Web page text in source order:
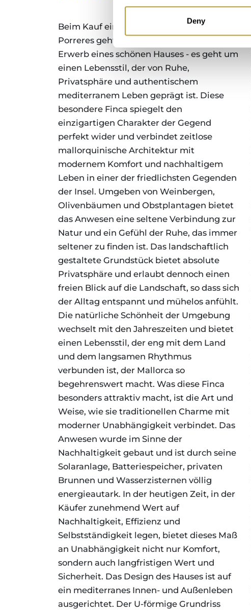
Deny
Beim Kauf einer Finca in der Nähe von
Porreres geht es um viel mehr als den
Erwerb eines schönen Hauses - es geht um
einen Lebensstil, der von Ruhe,
Privatsphäre und authentischem
mediterranem Leben geprägt ist. Diese
besondere Finca spiegelt den
einzigartigen Charakter der Gegend
perfekt wider und verbindet zeitlose
mallorquinische Architektur mit
modernem Komfort und nachhaltigem
Leben in einer der friedlichsten Gegenden
der Insel. Umgeben von Weinbergen,
Olivenbäumen und Obstplantagen bietet
das Anwesen eine seltene Verbindung zur
Natur und ein Gefühl der Ruhe, das immer
seltener zu finden ist. Das landschaftlich
gestaltete Grundstück bietet absolute
Privatsphäre und erlaubt dennoch einen
freien Blick auf die Landschaft, so dass sich
der Alltag entspannt und mühelos anfühlt.
Die natürliche Schönheit der Umgebung
wechselt mit den Jahreszeiten und bietet
einen Lebensstil, der eng mit dem Land
und dem langsamen Rhythmus
verbunden ist, der Mallorca so
begehrenswert macht. Was diese Finca
besonders attraktiv macht, ist die Art und
Weise, wie sie traditionellen Charme mit
moderner Unabhängigkeit verbindet. Das
Anwesen wurde im Sinne der
Nachhaltigkeit gebaut und ist durch seine
Solaranlage, Batteriespeicher, privaten
Brunnen und Wasserzisternen völlig
energieautark. In der heutigen Zeit, in der
Käufer zunehmend Wert auf
Nachhaltigkeit, Effizienz und
Selbstständigkeit legen, bietet dieses Maß
an Unabhängigkeit nicht nur Komfort,
sondern auch langfristigen Wert und
Sicherheit. Das Design des Hauses ist auf
ein mediterranes Innen- und Außenleben
ausgerichtet. Der U-förmige Grundriss